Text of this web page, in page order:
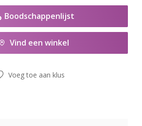
Boodschappenlijst
Vind een winkel
Voeg toe aan klus